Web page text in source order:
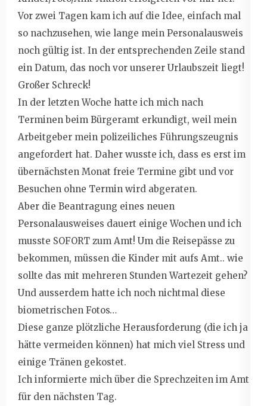
Vor zwei Tagen kam ich auf die Idee, einfach mal
so nachzusehen, wie lange mein Personalausweis
noch gültig ist. In der entsprechenden Zeile stand
ein Datum, das noch vor unserer Urlaubszeit liegt!
Großer Schreck!
In der letzten Woche hatte ich mich nach
Terminen beim Bürgeramt erkundigt, weil mein
Arbeitgeber mein polizeiliches Führungszeugnis
angefordert hat. Daher wusste ich, dass es erst im
übernächsten Monat freie Termine gibt und vor
Besuchen ohne Termin wird abgeraten.
Aber die Beantragung eines neuen
Personalausweises dauert einige Wochen und ich
musste SOFORT zum Amt! Um die Reisepässe zu
bekommen, müssen die Kinder mit aufs Amt.. wie
sollte das mit mehreren Stunden Wartezeit gehen?
Und ausserdem hatte ich noch nichtmal diese
biometrischen Fotos…
Diese ganze plötzliche Herausforderung (die ich ja
hätte vermeiden können) hat mich viel Stress und
einige Tränen gekostet.
Ich informierte mich über die Sprechzeiten im Amt
für den nächsten Tag.